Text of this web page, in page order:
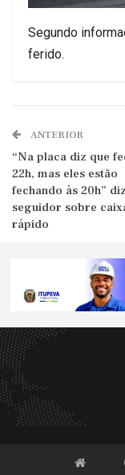
Segundo
ferido.
ANTERIOR
“Na placa diz que
22h, mas eles estão
fechando às 20h” diz
seguidor sobre
rápido